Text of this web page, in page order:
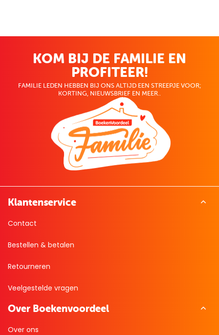
KOM BIJ DE FAMILIE EN
PROFITEER!
FAMILIE LEDEN HEBBEN BIJ ONS ALTIJD EEN STREEPJE VOOR;
KORTING, NIEUWSBRIEF EN MEER..
Klantenservice
Contact
Bestellen & betalen
Retourneren
Veelgestelde vragen
Over Boekenvoordeel
Over ons